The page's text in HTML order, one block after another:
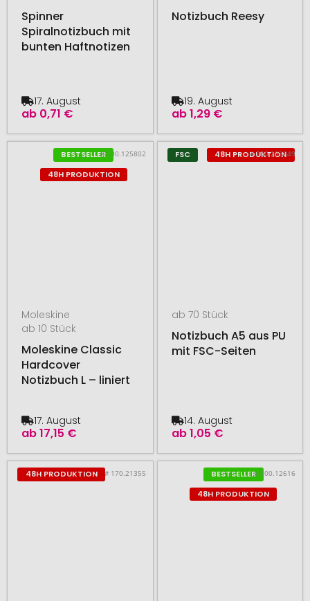
Spinner
Spiralnotizbuch mit
bunten Haftnotizen
ab 0,71 €
17. August
Notizbuch Reesy
ab1,29 €
19. August
BESTSELLER
48H PRODUKTION
# 500.125802
Moleskine
ab 10 Stück
Moleskine Classic
Hardcover
Notizbuch L – liniert
ab17,15 €
17. August
FSC 48H PRODUKTION
# 550.203849
ab 70 Stück
Notizbuch A5 aus PU
mit FSC-Seiten
ab1,05 €
14. August
48H PRODUKTION # 170.21355
BESTSELLER
48H PRODUKTION
# 500.12616